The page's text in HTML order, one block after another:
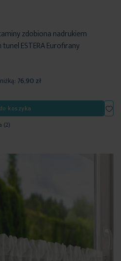
zdobiona nadrukiem
ESTERA Eurofirany
76,90 zł
koszyka
(2)